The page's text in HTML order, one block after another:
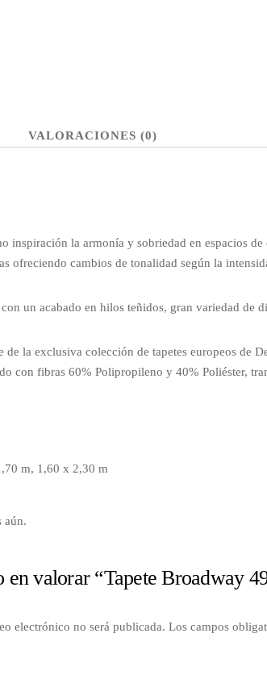
VALORACIONES (0)
inspiración la armonía y sobriedad en espacios
ofreciendo cambios de tonalidad según la
un acabado en hilos teñidos, gran variedad de
de la exclusiva colección de tapetes europeos de
con fibras 60% Polipropileno y 40% Poliéster,
m, 1,60 x 2,30 m
aún.
en valorar “Tapete Broadway
electrónico no será publicada. Los campos